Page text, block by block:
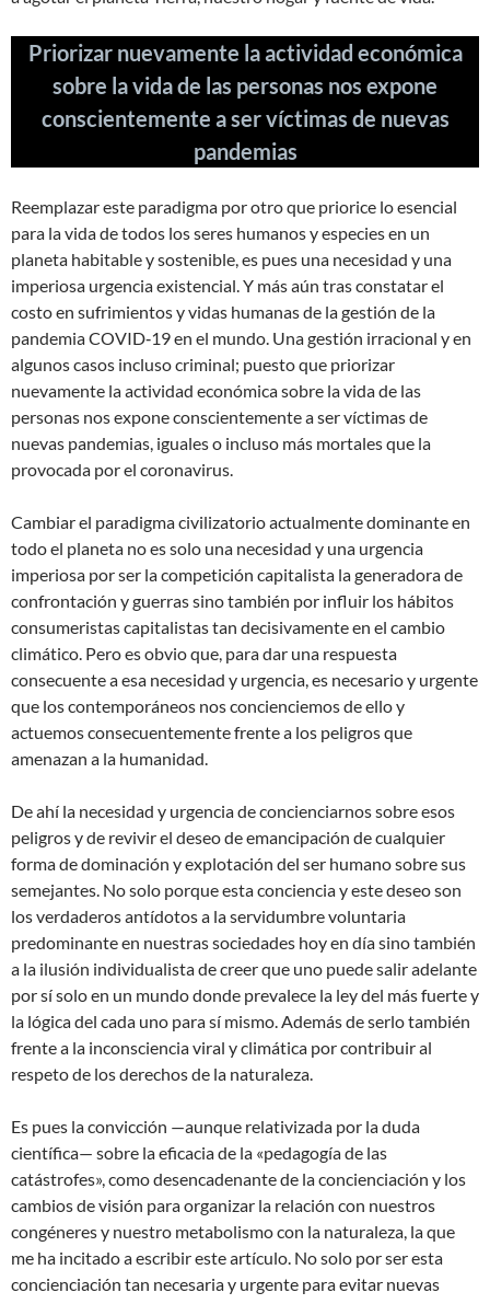
Priorizar nuevamente la actividad económica
sobre la vida de las personas nos expone
conscientemente a ser víctimas de nuevas
pandemias
Reemplazar este paradigma por otro que priorice lo esencial
para la vida de todos los seres humanos y especies en un
planeta habitable y sostenible, es pues una necesidad y una
imperiosa urgencia existencial. Y más aún tras constatar el
costo en sufrimientos y vidas humanas de la gestión de la
pandemia COVID‐19 en el mundo. Una gestión irracional y en
algunos casos incluso criminal; puesto que priorizar
nuevamente la actividad económica sobre la vida de las
personas nos expone conscientemente a ser víctimas de
nuevas pandemias, iguales o incluso más mortales que la
provocada por el coronavirus.
Cambiar el paradigma civilizatorio actualmente dominante en
todo el planeta no es solo una necesidad y una urgencia
imperiosa por ser la competición capitalista la generadora de
confrontación y guerras sino también por influir los hábitos
consumeristas capitalistas tan decisivamente en el cambio
climático. Pero es obvio que, para dar una respuesta
consecuente a esa necesidad y urgencia, es necesario y urgente
que los contemporáneos nos concienciemos de ello y
actuemos consecuentemente frente a los peligros que
amenazan a la humanidad.
De ahí la necesidad y urgencia de concienciarnos sobre esos
peligros y de revivir el deseo de emancipación de cualquier
forma de dominación y explotación del ser humano sobre sus
semejantes. No solo porque esta conciencia y este deseo son
los verdaderos antídotos a la servidumbre voluntaria
predominante en nuestras sociedades hoy en día sino también
a la ilusión individualista de creer que uno puede salir adelante
por sí solo en un mundo donde prevalece la ley del más fuerte y
la lógica del cada uno para sí mismo. Además de serlo también
frente a la inconsciencia viral y climática por contribuir al
respeto de los derechos de la naturaleza.
Es pues la convicción —aunque relativizada por la duda
científica— sobre la eficacia de la «pedagogía de las
catástrofes», como desencadenante de la concienciación y los
cambios de visión para organizar la relación con nuestros
congéneres y nuestro metabolismo con la naturaleza, la que
me ha incitado a escribir este artículo. No solo por ser esta
concienciación tan necesaria y urgente para evitar nuevas